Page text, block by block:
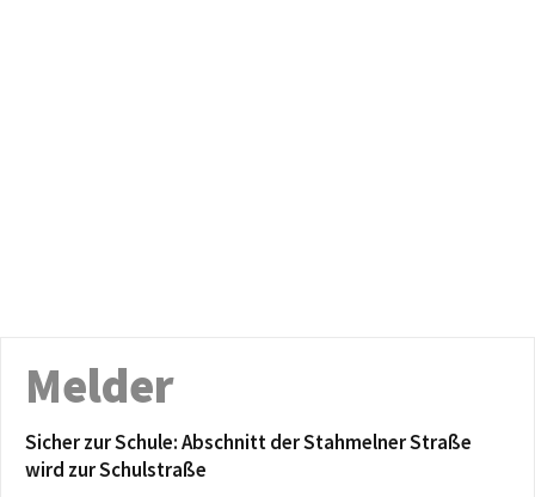
Melder
Sicher zur Schule: Abschnitt der Stahmelner Straße
wird zur Schulstraße